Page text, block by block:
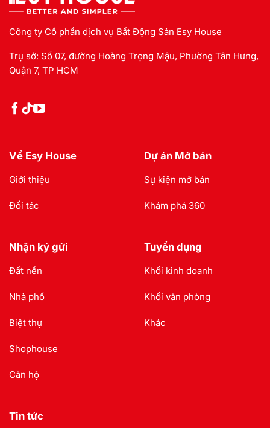
Công ty Cổ phần dịch vụ Bất Động Sản Esy House
Trụ sở: Số 07, đường Hoàng Trọng Mậu, Phường Tân Hưng,
Quận 7, TP HCM
Về Esy House
Giới thiệu
Đối tác
Dự án Mở bán
Sự kiện mở bán
Khám phá 360
Nhận ký gửi
Đất nền
Nhà phố
Biệt thự
Shophouse
Căn hộ
Tuyển dụng
Khối kinh doanh
Khối văn phòng
Khác
Tin tức